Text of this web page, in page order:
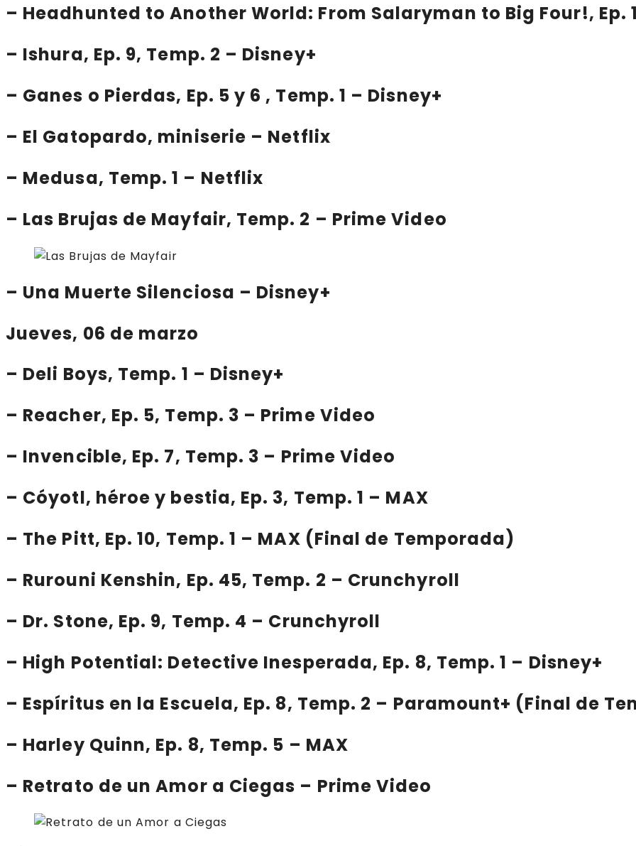
– Headhunted to Another World: From Salaryman to Big Four!, Ep.
– Ishura, Ep. 9, Temp. 2 – Disney+
– Ganes o Pierdas, Ep. 5 y 6 , Temp. 1 – Disney+
– El Gatopardo, miniserie – Netflix
– Medusa, Temp. 1 – Netflix
– Las Brujas de Mayfair, Temp. 2 – Prime Video
– Una Muerte Silenciosa – Disney+
Jueves, 06 de marzo
– Deli Boys, Temp. 1 – Disney+
– Reacher, Ep. 5, Temp. 3 – Prime Video
– Invencible, Ep. 7, Temp. 3 – Prime Video
– Cóyotl, héroe y bestia, Ep. 3, Temp. 1 – MAX
– The Pitt, Ep. 10, Temp. 1 – MAX (Final de Temporada)
– Rurouni Kenshin, Ep. 45, Temp. 2 – Crunchyroll
– Dr. Stone, Ep. 9, Temp. 4 – Crunchyroll
– High Potential: Detective Inesperada, Ep. 8, Temp. 1 – Disney+
– Espíritus en la Escuela, Ep. 8, Temp. 2 – Paramount+ (Final de
– Harley Quinn, Ep. 8, Temp. 5 – MAX
– Retrato de un Amor a Ciegas – Prime Video